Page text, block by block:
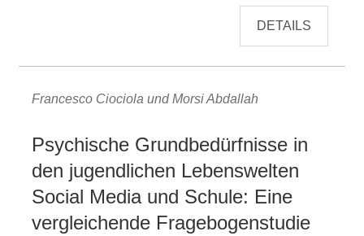
DETAILS
Francesco Ciociola und Morsi Abdallah
Psychische Grundbedürfnisse in
den jugendlichen Lebenswelten
Social Media und Schule: Eine
vergleichende Fragebogenstudie